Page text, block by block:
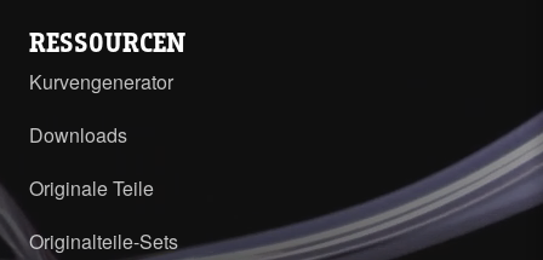
RESSOURCEN
Kurvengenerator
Downloads
Originale Teile
Originalteile-Sets